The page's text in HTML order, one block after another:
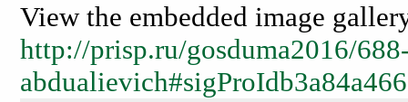
View the embedded image
http://prisp.ru/gosduma2016/